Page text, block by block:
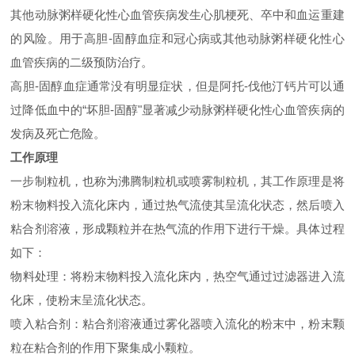
其他动脉粥样硬化性心血管疾病发生心肌梗死、卒中和血运重建
的风险。用于高胆-固醇血症和冠心病或其他动脉粥样硬化性心
血管疾病的二级预防治疗。
高胆-固醇血症通常没有明显症状，但是阿托-伐他汀钙片可以通
过降低血中的“坏胆-固醇"显著减少动脉粥样硬化性心血管疾病的
发病及死亡危险。
工作原理
一步制粒机‌，也称为沸腾制粒机或喷雾制粒机，其工作原理是将
粉末物料投入流化床内，通过热气流使其呈流化状态，然后喷入
粘合剂溶液，形成颗粒并在热气流的作用下进行干燥。具体过程
如下：
‌物料处理‌：将粉末物料投入流化床内，热空气通过过滤器进入流
化床，使粉末呈流化状态。
‌喷入粘合剂‌：粘合剂溶液通过雾化器喷入流化的粉末中，粉末颗
粒在粘合剂的作用下聚集成小颗粒。